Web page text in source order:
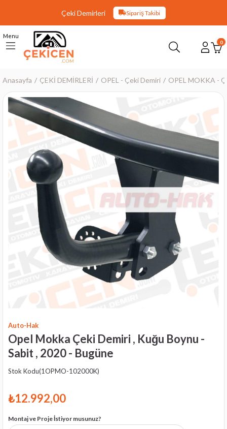
Çeki Demirleri Sipariş Takibi
Menu
0
Anasayfa ÇEKİ DEMİRLERİ OPEL - Çeki Demiri OPEL MOKKA -
›
Auto-Hak
Opel Mokka Çeki Demiri , Kuğu Boynu -
Sabit , 2020 - Bugüne
Stok Kodu(1OPMO-102000K)
₺12.992,00
Montaj ve Proje İstiyor musunuz?